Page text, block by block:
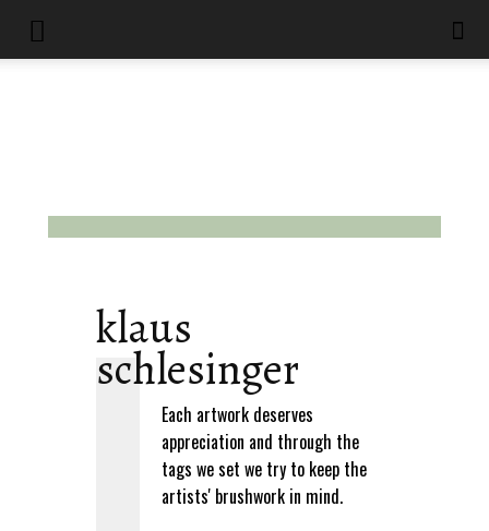
klaus
schlesinger
Each artwork deserves
appreciation and through the
tags we set we try to keep the
artists' brushwork in mind.